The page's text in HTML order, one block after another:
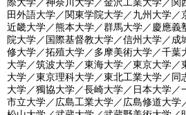
田外語大学／関東学院大学／九州大学／
近畿大学／熊本大学／群馬大学／慶應義
院大学／国際基督教大学／信州大学／
修大学／拓殖大学／多摩美術大学／千葉
大学／筑波大学／東海大学／東京大学／
大学／東京理科大学／東北工業大学／同
大学／獨協大学／長崎大学／日本大学／
市立大学／広島工業大学／広島修道大学